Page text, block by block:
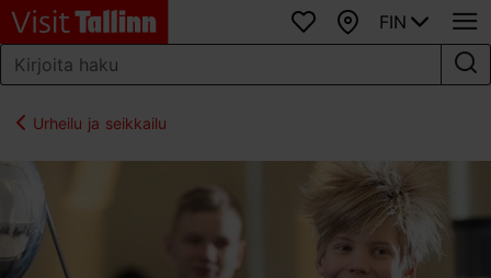
SuosikitKartta
FIN
Urheilu ja seikkailu